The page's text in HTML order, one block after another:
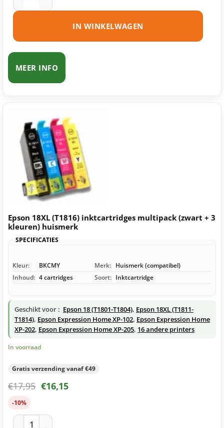
IN WINKELWAGEN
MEER INFO
Epson 18XL (T1816) inktcartridges multipack (zwart + 3
kleuren) huismerk
SPECIFICATIES
Kleur: BKCMY Merk: Huismerk (compatibel)
Inhoud: 4 cartridges Soort: Inktcartridge
Geschikt voor : Epson 18 (T1801-T1804), Epson 18XL (T1811-
T1814), Epson Expression Home XP-102, Epson Expression Home
XP-202, Epson Expression Home XP-205, 16 andere printers
In voorraad
Gratis verzending vanaf €49
€17,95 €16,15
-10%
Epson 18XL (T1816) inktcartridges multipack (zwart + 3